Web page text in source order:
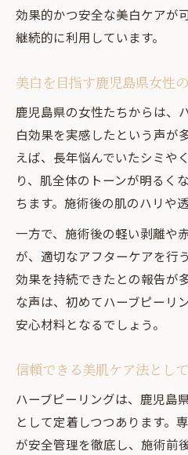
効果的かつ安全な美白ケアが
継続的に利用しています。
美白を目指す鹿児島県女性
鹿児島県の女性たちからは、
白効果を実感したという声が
えば、長年悩んでいたシミや
り、肌全体のトーンが明るく
ちます。施術後の肌のハリや
一方で、施術後の軽い剥離や
が、適切なアフターケアを行
効果を持続できたとの報告が
な声は、初めてハーブピーリ
安心材料となるでしょう。
信頼できる美肌ケア法とし
ハーブピーリングは、鹿児島
として定着しつつあります。
が安全管理を徹底し、施術前